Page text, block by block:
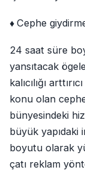
♦ Cephe
24 saat süre
yansıtacak
kalıcılığı
konu olan
bünyesindeki
büyük yapıdaki
boyutu olarak
çatı reklam